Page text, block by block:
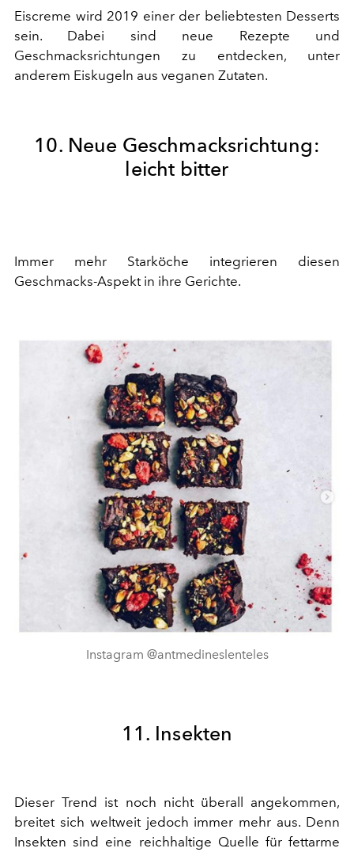
Eiscreme wird 2019 einer der beliebtesten Desserts
sein. Dabei sind neue Rezepte und
Geschmacksrichtungen zu entdecken, unter
anderem Eiskugeln aus veganen Zutaten.
10. Neue Geschmacksrichtung:
leicht bitter
Immer mehr Starköche integrieren diesen
Geschmacks-Aspekt in ihre Gerichte.
Instagram @antmedineslenteles
11. Insekten
Dieser Trend ist noch nicht überall angekommen,
breitet sich weltweit jedoch immer mehr aus. Denn
Insekten sind eine reichhaltige Quelle für fettarme